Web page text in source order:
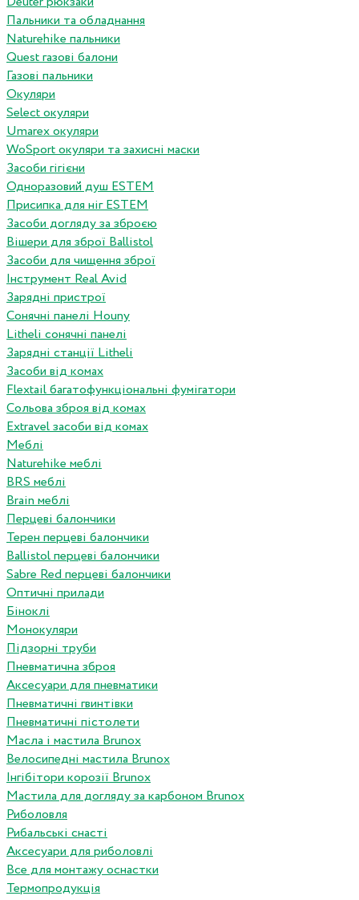
Пальники та обладнання
Naturehike пальники
Quest газові балони
Газові пальники
Окуляри
Select окуляри
Umarex окуляри
WoSport окуляри та захисні маски
Засоби гігієни
Одноразовий душ ESTEM
Присипка для ніг ESTEM
Засоби догляду за зброєю
Вішери для зброї Ballistol
Засоби для чищення зброї
Інструмент Real Avid
Зарядні пристрої
Сонячні панелі Houny
Litheli сонячні панелі
Зарядні станції Litheli
Засоби від комах
Flextail багатофункціональні фумігатори
Сольова зброя від комах
Extravel засоби від комах
Меблі
Naturehike меблі
BRS меблі
Brain меблі
Перцеві балончики
Терен перцеві балончики
Ballistol перцеві балончики
Sabre Red перцеві балончики
Оптичні прилади
Біноклі
Монокуляри
Підзорні труби
Пневматична зброя
Аксесуари для пневматики
Пневматичні гвинтівки
Пневматичні пістолети
Масла і мастила Brunox
Велосипедні мастила Brunox
Інгібітори корозії Brunox
Мастила для догляду за карбоном Brunox
Риболовля
Рибальські снасті
Аксесуари для риболовлі
Все для монтажу оснастки
Термопродукція